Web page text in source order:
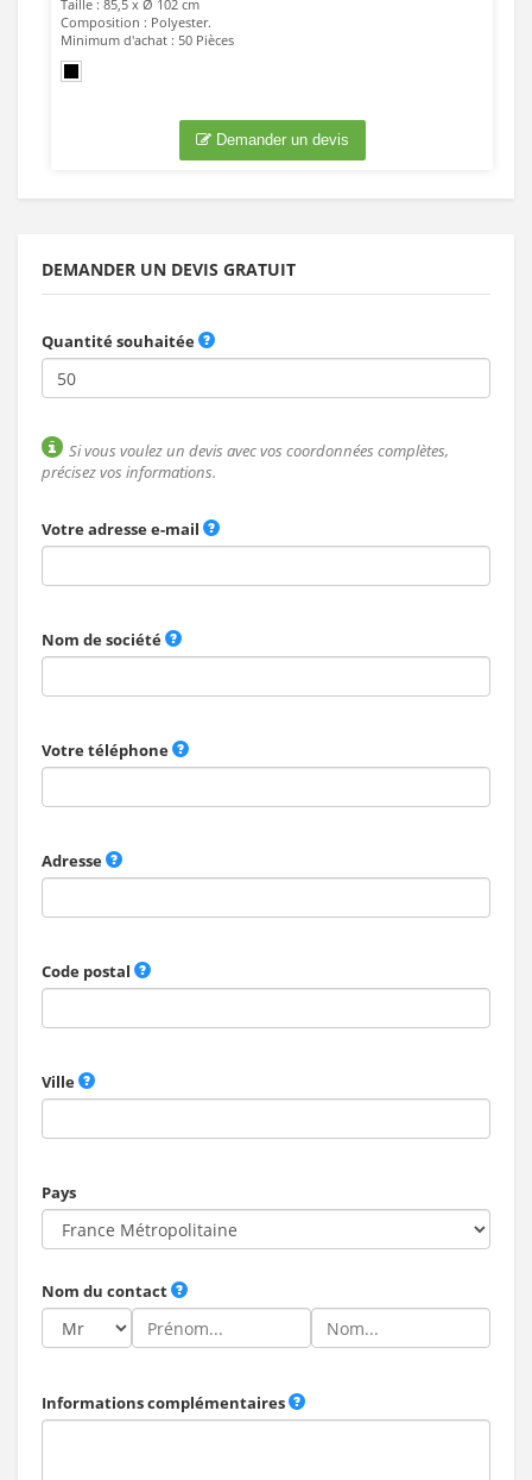
Taille : 85,5 x Ø 102 cm
Composition : Polyester.
Minimum d'achat : 50 Pièces
Demander un devis
DEMANDER UN DEVIS GRATUIT
Quantité souhaitée
Si vous voulez un devis avec vos coordonnées complètes,
précisez vos informations.
Votre adresse e-mail
Nom de société
Votre téléphone
Adresse
Code postal
Ville
Pays
Nom du contact
Informations complémentaires